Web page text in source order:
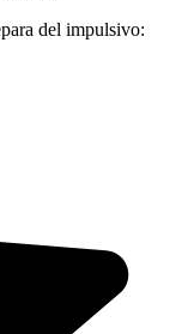
del impulsivo: